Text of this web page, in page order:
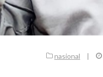
nasional |